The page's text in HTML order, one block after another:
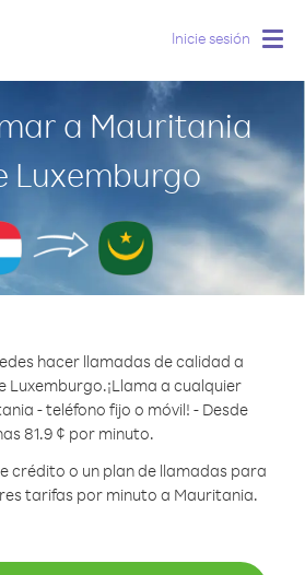
Inicie sesión
a Mauritania
Luxemburgo
hacer llamadas de calidad a
Luxemburgo.¡Llama a cualquier
- teléfono fijo o móvil! - Desde
81.9 ¢ por minuto.
crédito o un plan de llamadas para
tarifas por minuto a Mauritania.